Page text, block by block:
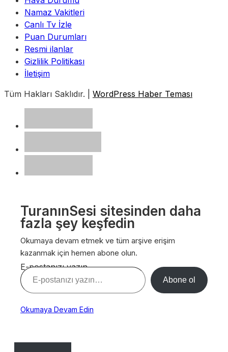
Namaz Vakitleri
Canlı Tv İzle
Puan Durumları
Resmi ilanlar
Gizlilik Politikası
İletişim
Tüm Hakları Saklıdır. | WordPress Haber Teması
TuranınSesi sitesinden daha
fazla şey keşfedin
Okumaya devam etmek ve tüm arşive erişim
kazanmak için hemen abone olun.
E-postanızı yazın…
Abone ol
Okumaya Devam Edin